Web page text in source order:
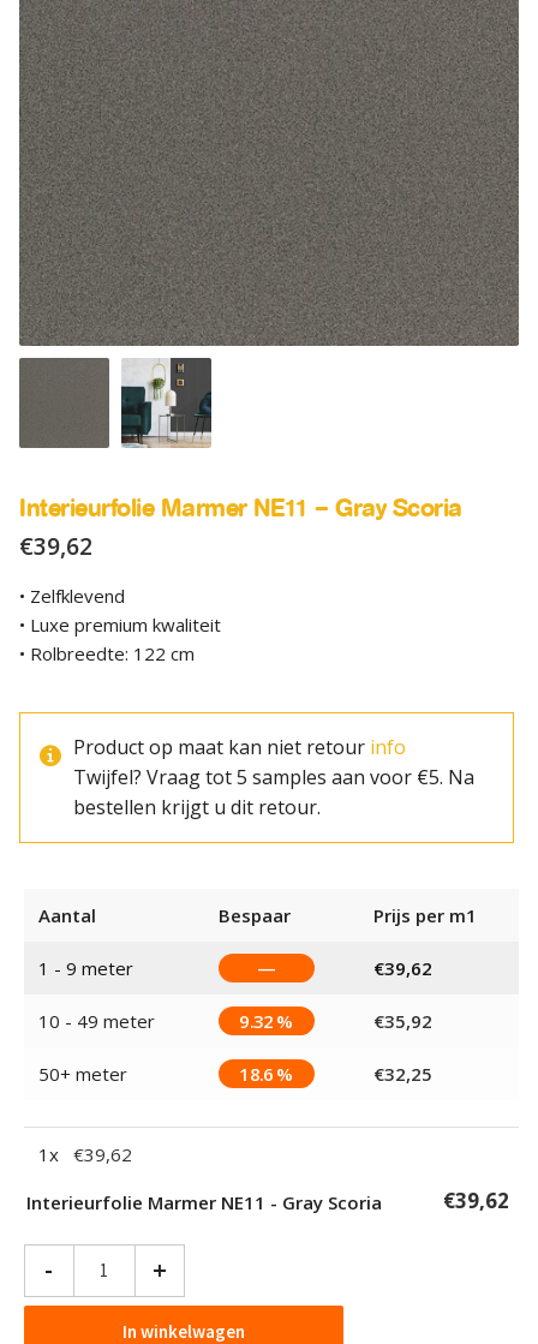
SALE
Advies
Interieurfolie Marmer NE11 – Gray Scoria
€39,62
• Zelfklevend
• Luxe premium kwaliteit
• Rolbreedte: 122 cm
Product op maat kan niet retour info
Twijfel? Vraag tot 5 samples aan voor €5. Na
bestellen krijgt u dit retour.
Aantal Bespaar Prijs per m1
1 - 9 meter — €39,62
10 - 49 meter 9.32 % €35,92
50+ meter 18.6 % €32,25
1 x €39,62
Interieurfolie Marmer NE11 - Gray Scoria
€39,62
-
NE11
+
In winkelwagen